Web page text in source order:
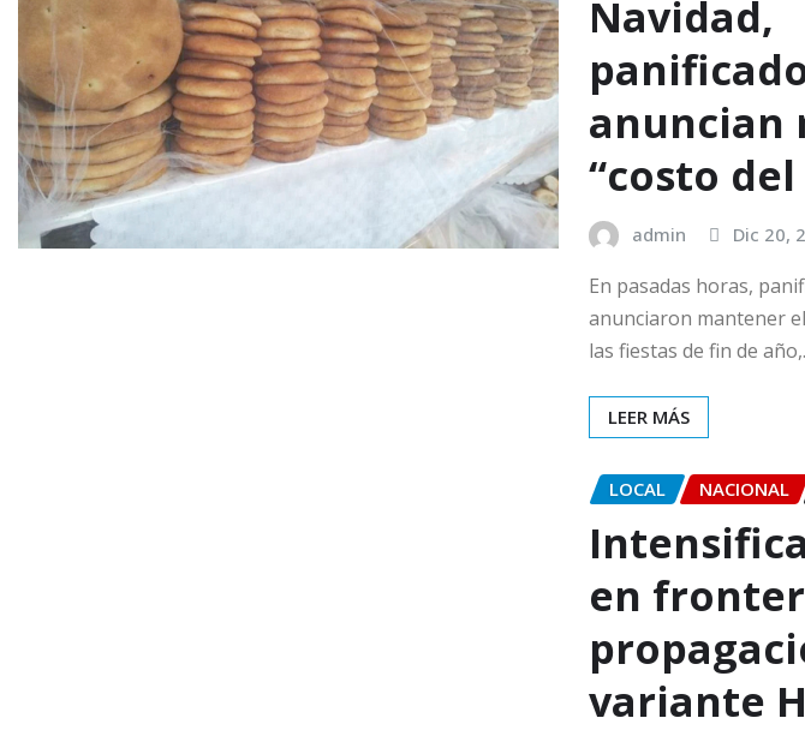
Navidad,
anuncian
“costo del
admin Dic 20,
En pasadas horas,
anunciaron mantener
las fiestas de fin de
LEER MÁS
LOCAL NACIONAL
en
variante